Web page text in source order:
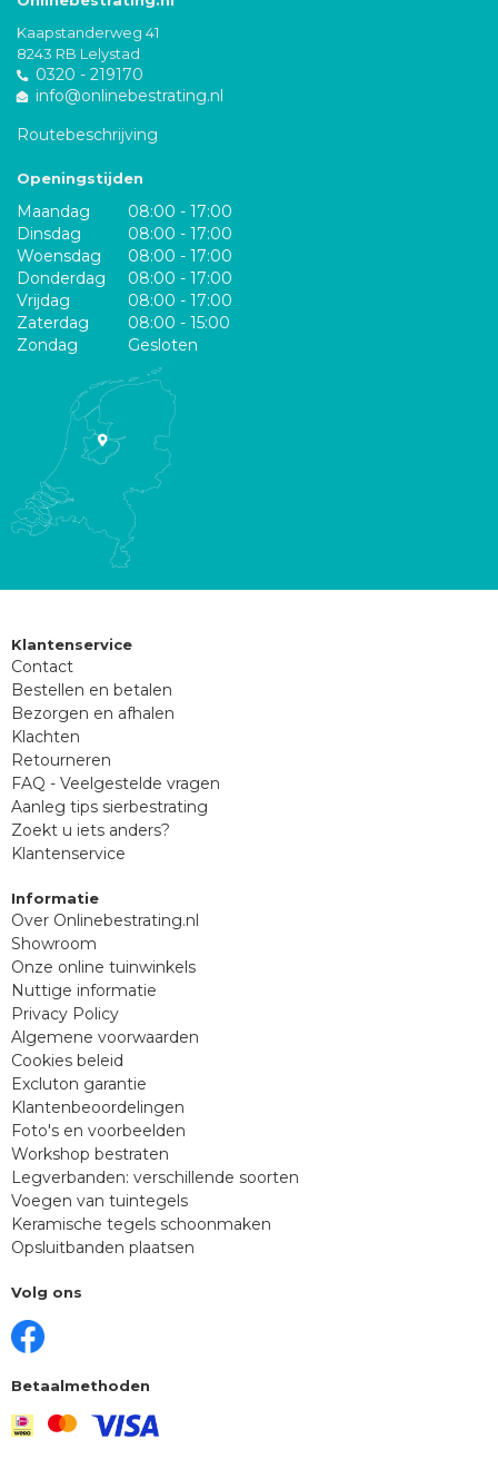
Kaapstanderweg 41
8243 RB Lelystad
0320 - 219170
info@onlinebestrating.nl
Routebeschrijving
Openingstijden
Maandag
08:00 - 17:00
Dinsdag
08:00 - 17:00
Woensdag
08:00 - 17:00
Donderdag
08:00 - 17:00
Vrijdag
08:00 - 17:00
Zaterdag
08:00 - 15:00
Zondag
Gesloten
Klantenservice
Contact
Bestellen en betalen
Bezorgen en afhalen
Klachten
Retourneren
FAQ - Veelgestelde vragen
Aanleg tips sierbestrating
Zoekt u iets anders?
Klantenservice
Informatie
Over Onlinebestrating.nl
Showroom
Onze online tuinwinkels
Nuttige informatie
Privacy Policy
Algemene voorwaarden
Cookies beleid
Excluton garantie
Klantenbeoordelingen
Foto's en voorbeelden
Workshop bestraten
Legverbanden: verschillende soorten
Voegen van tuintegels
Keramische tegels schoonmaken
Opsluitbanden plaatsen
Volg ons
Betaalmethoden